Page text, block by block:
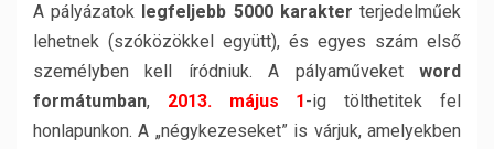
A pályázatok legfeljebb 5000 karakter terjedelműek
lehetnek (szóközökkel együtt), és egyes szám első
személyben kell íródniuk. A pályaműveket word
formátumban, 2013. május 1-ig tölthetitek fel
honlapunkon. A „négykezeseket” is várjuk, amelyekben